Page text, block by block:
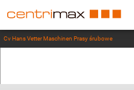
Cv Hans Vetter Maschinen Prasy śrubowe